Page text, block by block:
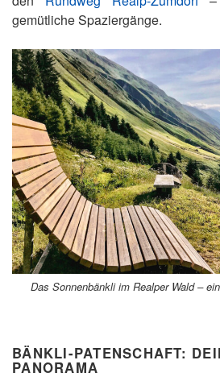
gemütliche Spaziergänge.
Das Sonnenbänkli im Realper Wald –
BÄNKLI-PATENSCHAFT:
PANORAMA